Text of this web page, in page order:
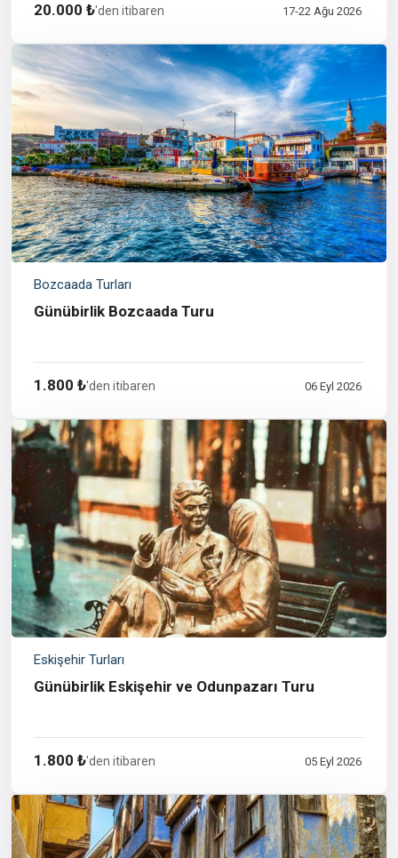
20.000 ₺'den itibaren 17-22 Ağu 2026
Bozcaada Turları
Günübirlik Bozcaada Turu
1.800 ₺'den itibaren 06 Eyl 2026
Eskişehir Turları
Günübirlik Eskişehir ve Odunpazarı Turu
1.800 ₺'den itibaren 05 Eyl 2026